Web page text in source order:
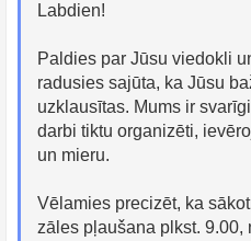
Labdien!
Paldies par Jūsu viedokli
radusies sajūta, ka Jūsu
uzklausītas. Mums ir
darbi tiktu organizēti,
un mieru.
Vēlamies precizēt, ka
zāles pļaušana plkst.